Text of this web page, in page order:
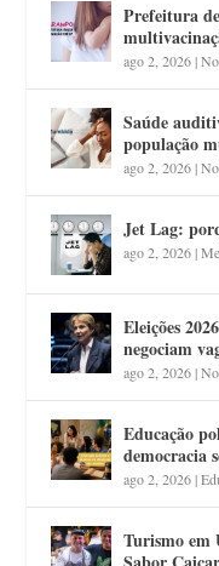
Prefeitura
ago 2, 2026|
Saúde
população
ago 2, 2026|
Jet Lag:
ago 2, 2026|
Eleições
negociam
ago 2, 2026|
Educação
democracia
ago 2, 2026|
Turismo em